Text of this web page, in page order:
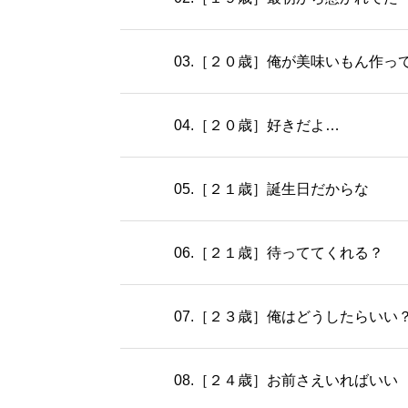
03.［２０歳］俺が美味いもん作っ
04.［２０歳］好きだよ…
05.［２１歳］誕生日だからな
06.［２１歳］待っててくれる？
07.［２３歳］俺はどうしたらいい？
08.［２４歳］お前さえいればいい